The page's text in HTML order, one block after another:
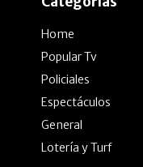
Home
Popular Tv
Policiales
Espectáculos
General
Lotería y Turf